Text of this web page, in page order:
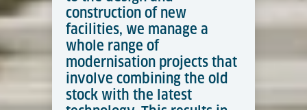
construction of new
facilities, we manage a
whole range of
modernisation projects that
involve combining the old
stock with the latest